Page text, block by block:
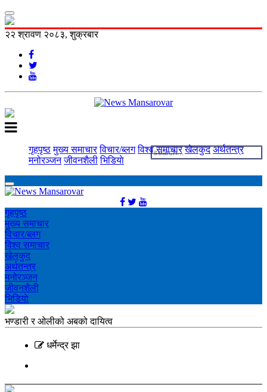
२२ श्रावण २०८३, शुक्रबार
गृहपृष्ठ मुख्य समाचार विचार/ब्लग विश्व समाचार खेलकुद अर्थतन्त्र
मनोरञ्‍जन जीवनशैली भिडियाे
गृहपृष्ठ
मुख्य समाचार
विचार/ब्लग
विश्व समाचार
खेलकुद
अर्थतन्त्र
मनोरञ्‍जन
जीवनशैली
भिडियाे
भण्डारी र ओलीको अबको दायित्व
धर्मेन्द्र झा